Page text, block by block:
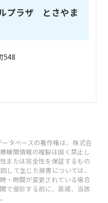
プラザ とさやま
548
タベースの著作権は、株式会
機関情報の複製は固く禁止し
または完全性を保証するもの
して生じた損害については、
・時間が変更されている場合
で受診する前に、直接、当該